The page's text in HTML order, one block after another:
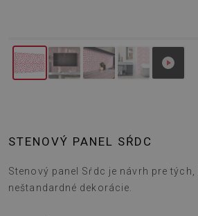
STENOVÝ PANEL SŔDC
Stenový panel Sŕdc je návrh pre
neštandardné dekorácie.